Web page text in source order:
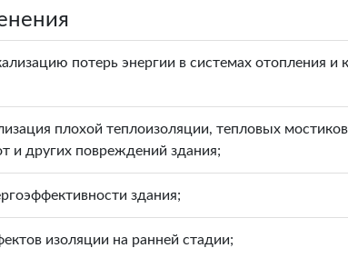
потерь энергии в системах отопления и
плохой теплоизоляции, тепловых
и других повреждений здания;
здания;
изоляции на ранней стадии;